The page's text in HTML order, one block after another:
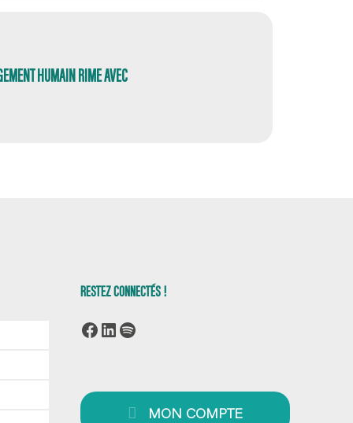
HUMAIN RIME AVEC
RESTEZ CONNECTÉS !
Facebook
LinkedIn
Spotify
MON COMPTE